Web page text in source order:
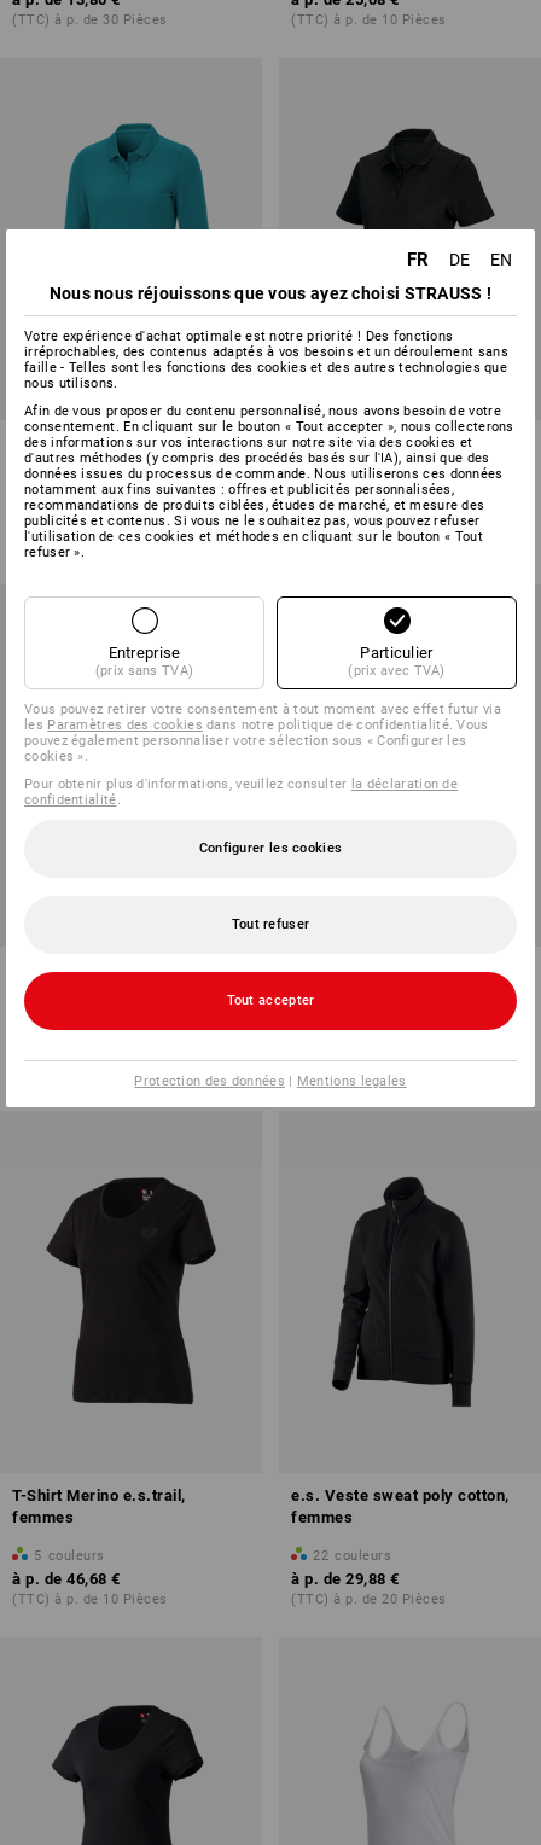
(TTC) à p. de 30 Pièces (TTC) à p. de 10 Pièces
e.s. Pique-Polo à manches 3/4
cotton stretch, femm
13 couleurs
à p. de 26,28 €
(TTC) à p. de 10 Pièces
e.s. Fonctionnel polo poly
cotton, femmes
8 couleurs
à p. de 23,88 €
(TTC) à p. de 10 Pièces
e.s. Veste de cuisinier denim,
femmes
2 couleurs
(TTC) à p. de 10 Pièces
Robe piqué e.s.avida
9 couleurs
(TTC) à p. de 10 Pièces
T-Shirt Merino e.s.trail,
femmes
5 couleurs
à p. de 46,68 €
(TTC) à p. de 10 Pièces
e.s. Veste sweat poly cotton,
femmes
22 couleurs
à p. de 29,88 €
(TTC) à p. de 20 Pièces
FR DE
EN
Nous nous réjouissons que vous ayez choisi STRAUSS !
Votre expérience d'achat optimale est notre priorité ! Des fonctions
irréprochables, des contenus adaptés à vos besoins et un déroulement sans
faille - Telles sont les fonctions des cookies et des autres technologies que
nous utilisons.
Afin de vous proposer du contenu personnalisé, nous avons besoin de votre
consentement. En cliquant sur le bouton « Tout accepter », nous collecterons
des informations sur vos interactions sur notre site via des cookies et
d'autres méthodes (y compris des procédés basés sur l'IA), ainsi que des
données issues du processus de commande. Nous utiliserons ces données
notamment aux fins suivantes : offres et publicités personnalisées,
recommandations de produits ciblées, études de marché, et mesure des
publicités et contenus. Si vous ne le souhaitez pas, vous pouvez refuser
l'utilisation de ces cookies et méthodes en cliquant sur le bouton « Tout
refuser ».
Entreprise
(prix sans TVA)
Particulier
(prix avec TVA)
Vous pouvez retirer votre consentement à tout moment avec effet futur via
les Paramètres des cookies dans notre politique de confidentialité. Vous
pouvez également personnaliser votre sélection sous « Configurer les
cookies ».
Pour obtenir plus d'informations, veuillez consulter la déclaration de
confidentialité
Configurer les cookies
Tout refuser
Tout accepter
Protection des données | Mentions legales